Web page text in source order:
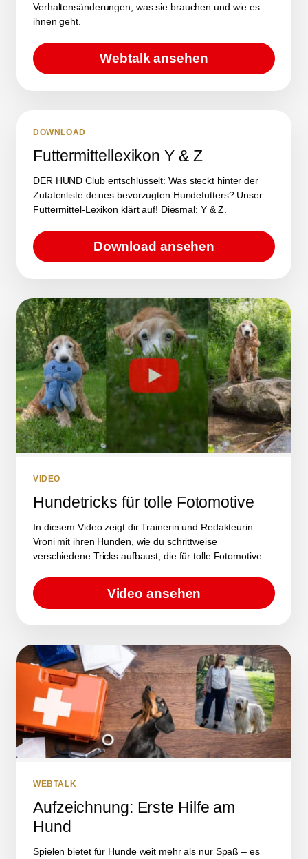
Verhaltensänderungen, was sie brauchen und wie es
ihnen geht.
Webtalk ansehen
DOWNLOAD
Futtermittellexikon Y & Z
DER HUND Club entschlüsselt: Was steckt hinter der
Zutatenliste deines bevorzugten Hundefutters? Unser
Futtermittel-Lexikon klärt auf! Diesmal: Y & Z.
Download ansehen
VIDEO
Hundetricks für tolle Fotomotive
In diesem Video zeigt dir Trainerin und Redakteurin
Vroni mit ihren Hunden, wie du schrittweise
verschiedene Tricks aufbaust, die für tolle Fotomotive...
Video ansehen
WEBTALK
Aufzeichnung: Erste Hilfe am
Hund
Spielen bietet für Hunde weit mehr als nur Spaß – es